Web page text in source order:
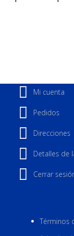
Mi cuenta
Pedidos
Direcciones
Detalles de
Cerrar
Términos